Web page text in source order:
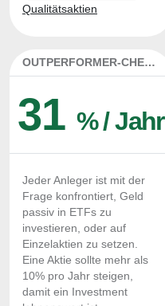
Qualitätsaktien
OUTPERFORMER-CHECK
31 % / Jahr
Jeder Anleger ist mit der
Frage konfrontiert, Geld
passiv in ETFs zu
investieren, oder auf
Einzelaktien zu setzen.
Eine Aktie sollte mehr als
10% pro Jahr steigen,
damit ein Investment